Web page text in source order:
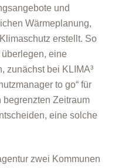
und
Wärmeplanung,
erstellt. So
eine
zunächst bei KLIMA³
to go“ für
begrenzten Zeitraum
eine solche
zwei Kommunen